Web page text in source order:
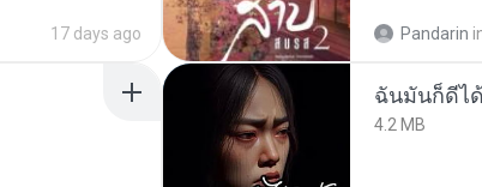
17 days ago Pandarin
ฉันมันก็ดีไ
4.2 MB